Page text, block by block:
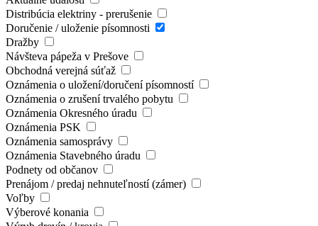
Distribúcia elektriny - prerušenie
Doručenie / uloženie písomnosti
Dražby
Návšteva pápeža v Prešove
Obchodná verejná súťaž
Oznámenia o uložení/doručení písomností
Oznámenia o zrušení trvalého pobytu
Oznámenia Okresného úradu
Oznámenia PSK
Oznámenia samosprávy
Oznámenia Stavebného úradu
Podnety od občanov
Prenájom / predaj nehnuteľností (zámer)
Voľby
Výberové konania